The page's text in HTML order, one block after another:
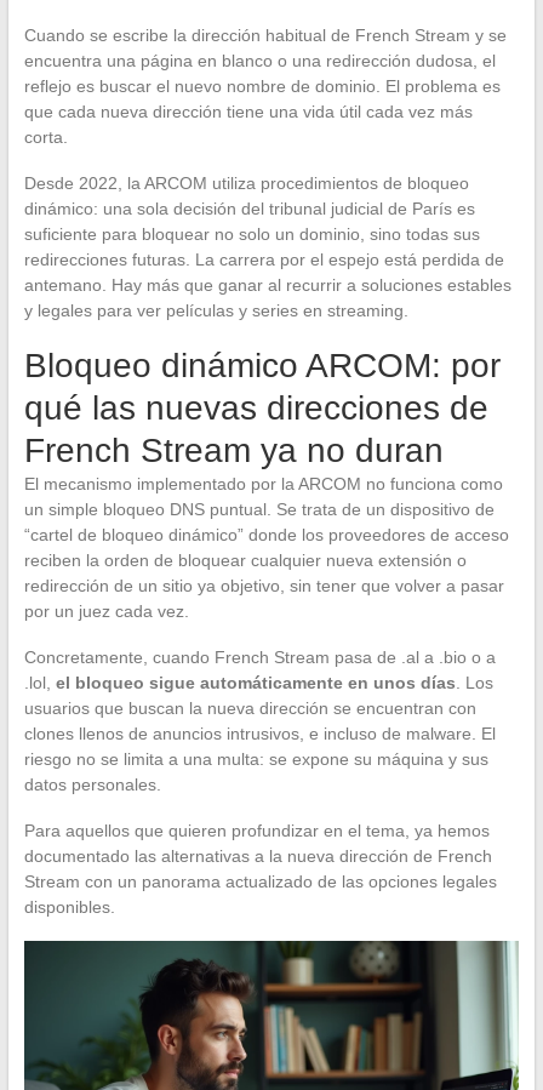
Cuando se escribe la dirección habitual de French Stream y se
encuentra una página en blanco o una redirección dudosa, el
reflejo es buscar el nuevo nombre de dominio. El problema es
que cada nueva dirección tiene una vida útil cada vez más
corta.
Desde 2022, la ARCOM utiliza procedimientos de bloqueo
dinámico: una sola decisión del tribunal judicial de París es
suficiente para bloquear no solo un dominio, sino todas sus
redirecciones futuras. La carrera por el espejo está perdida de
antemano. Hay más que ganar al recurrir a soluciones estables
y legales para ver películas y series en streaming.
Bloqueo dinámico ARCOM: por
qué las nuevas direcciones de
French Stream ya no duran
El mecanismo implementado por la ARCOM no funciona como
un simple bloqueo DNS puntual. Se trata de un dispositivo de
“cartel de bloqueo dinámico” donde los proveedores de acceso
reciben la orden de bloquear cualquier nueva extensión o
redirección de un sitio ya objetivo, sin tener que volver a pasar
por un juez cada vez.
Concretamente, cuando French Stream pasa de .al a .bio o a
.lol, el bloqueo sigue automáticamente en unos días . Los
usuarios que buscan la nueva dirección se encuentran con
clones llenos de anuncios intrusivos, e incluso de malware. El
riesgo no se limita a una multa: se expone su máquina y sus
datos personales.
Para aquellos que quieren profundizar en el tema, ya hemos
documentado las alternativas a la nueva dirección de French
Stream con un panorama actualizado de las opciones legales
disponibles.